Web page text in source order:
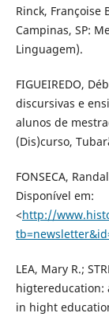
Rinck, Françoise
Campinas, SP:
Linguagem).
FIGUEIREDO,
discursivas e
alunos de
(Dis)curso,
FONSECA,
Disponível em:
<http://
LEA, Mary R.;
higtereducation:
in hight